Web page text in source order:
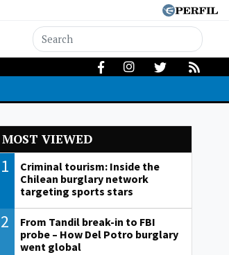
MOST VIEWED
1
Criminal tourism: Inside the
Chilean burglary network
targeting sports stars
2
From Tandil break-in to FBI
probe – How Del Potro burglary
went global